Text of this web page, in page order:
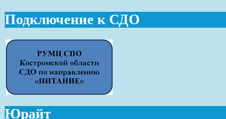
Подключение к СДО
Юрайт